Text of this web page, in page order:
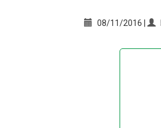
08/11/2016 |